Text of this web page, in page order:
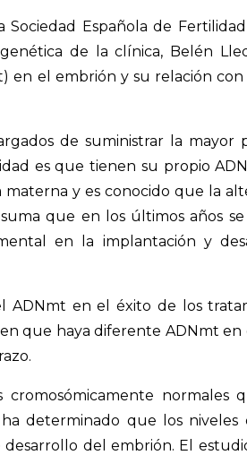
Española de Fertilidad
de la clínica, Belén
en el embrión y su relación
de suministrar la mayor
es que tienen su propio
y es conocido que la
que en los últimos años
en la implantación y
ADNmt en el éxito de los
que haya diferente ADNmt en
normales
determinado que los niveles
del embrión. El